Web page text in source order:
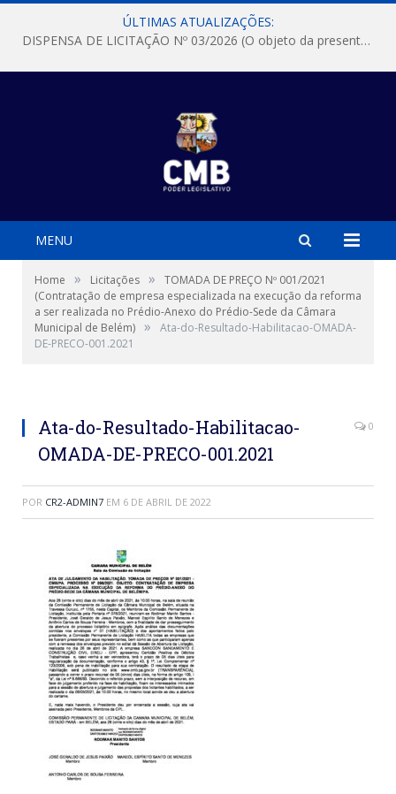
ÚLTIMAS ATUALIZAÇÕES:
DISPENSA DE LICITAÇÃO Nº 03/2026 (O objeto da presente dispensa é a escolha da proposta mais vantajosa para a aquisição, de aparelhos de ar condicionado, tipo Split, com material de instalação e fogão industrial, conforme condições, quantidades e exigências estabelecidas no termo de referencia e neste aviso de contratação direta e seus anexos)
MENU
Home » Licitações »
TOMADA DE PREÇO Nº 001/2021
(Contratação de empresa especializada na execução da reforma
a ser realizada no Prédio-Anexo do Prédio-Sede da Câmara
Municipal de Belém) »
Ata-do-Resultado-Habilitacao-OMADA-
DE-PRECO-001.2021
Ata-do-Resultado-Habilitacao-
OMADA-DE-PRECO-001.2021
0
POR CR2-ADMIN7 EM 6 DE ABRIL DE 2022